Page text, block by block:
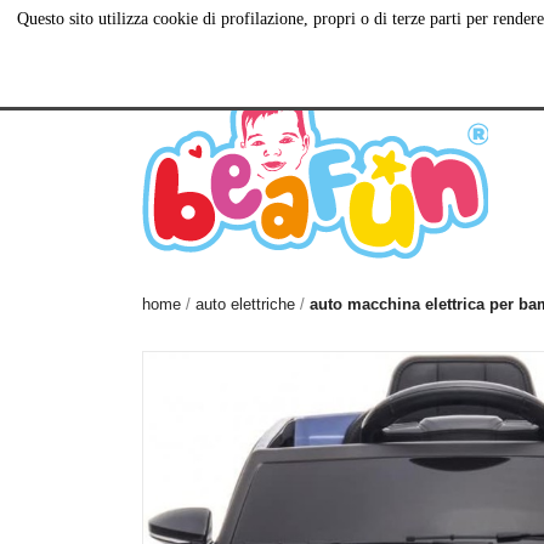
Questo sito utilizza cookie di profilazione, propri o di terze parti per
081 560 55 20
Via Antiniana, 115,
home auto elettriche auto macchina elettrica per